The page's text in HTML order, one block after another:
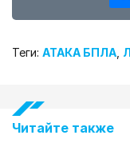
Теги: АТАКА БПЛА
Читайте также